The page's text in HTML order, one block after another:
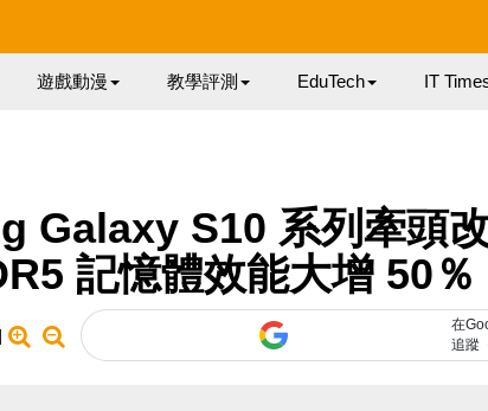
遊戲動漫 教學評測 EduTech IT
Galaxy S10 系列牽頭
記憶體效能大增 50％
在
追蹤